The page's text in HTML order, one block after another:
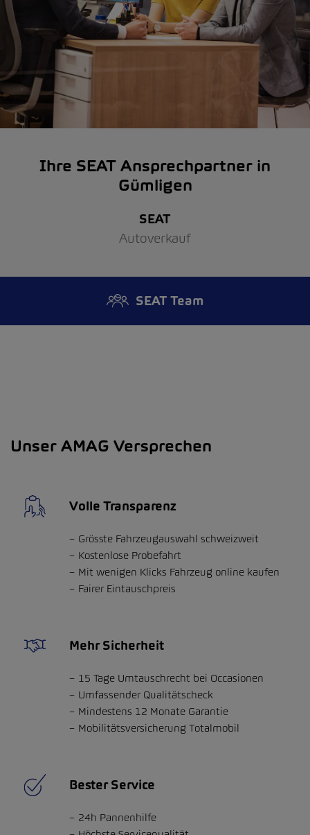
Ihre SEAT Ansprechpartner in
Gümligen
SEAT
Autoverkauf
SEAT Team
Unser AMAG Versprechen
Volle Transparenz
Grösste Fahrzeugauswahl schweizweit
Kostenlose Probefahrt
Mit wenigen Klicks Fahrzeug online kaufen
Fairer Eintauschpreis
Mehr Sicherheit
15 Tage Umtauschrecht bei Occasionen
Umfassender Qualitätscheck
Mindestens 12 Monate Garantie
Mobilitätsversicherung Totalmobil
Bester Service
24h Pannenhilfe